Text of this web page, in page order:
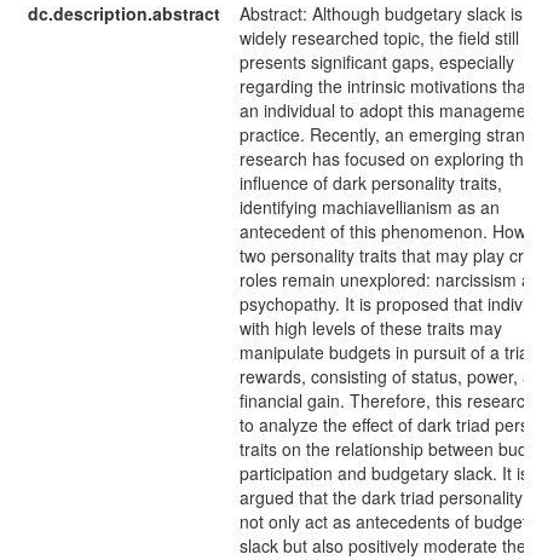
dc.description.abstract
Abstract: Although budgetary slack is a
widely researched topic, the field still
presents significant gaps, especially
regarding the intrinsic motivations that
an individual to adopt this management
practice. Recently, an emerging strand
research has focused on exploring the
influence of dark personality traits,
identifying machiavellianism as an
antecedent of this phenomenon.
two personality traits that may play
roles remain unexplored: narcissism
psychopathy. It is proposed that
with high levels of these traits may
manipulate budgets in pursuit of a
rewards, consisting of status, power,
financial gain. Therefore, this research
to analyze the effect of dark triad
traits on the relationship between
participation and budgetary slack. It is
argued that the dark triad personality
not only act as antecedents of
slack but also positively moderate the